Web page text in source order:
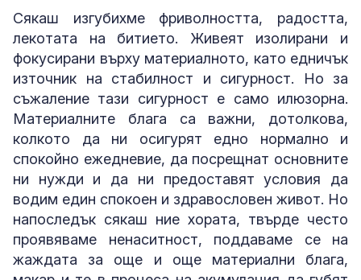
Сякаш изгубихме фриволността, радостта,
лекотата на битието. Живеят изолирани и
фокусирани върху материалното, като едничък
източник на стабилност и сигурност. Но за
съжаление тази сигурност е само илюзорна.
Материалните блага са важни, дотолкова,
колкото да ни осигурят едно нормално и
спокойно ежедневие, да посрещнат основните
ни нужди и да ни предоставят условия да
водим един спокоен и здравословен живот. Но
напоследък сякаш ние хората, твърде често
проявяваме ненаситност, поддаваме се на
жаждата за още и още материални блага,